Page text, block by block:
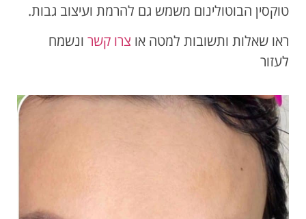
טוקסין הבוטולינום משמש גם להרמת ועיצוב גבות.
ראו שאלות ותשובות למטה או צרו קשר ונשמח
לעזור